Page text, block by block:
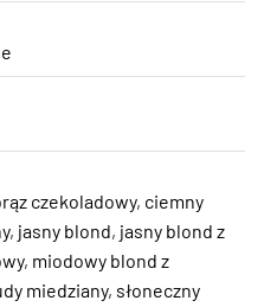
czekoladowy, ciemny
, jasny blond, jasny blond z
, miodowy blond z
miedziany, słoneczny